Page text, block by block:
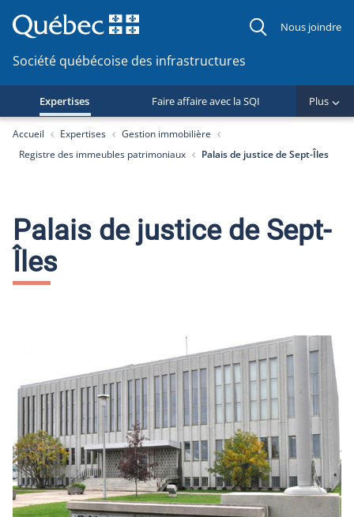
Société québécoise des infrastructures
Nous joindre
Expertises Faire affaire avec la SQI Plus
You are here:
Accueil Expertises
Gestion immobilière
Registre des immeubles patrimoniaux
Palais de justice de Sept-Îles
Palais de justice de Sept-
Îles